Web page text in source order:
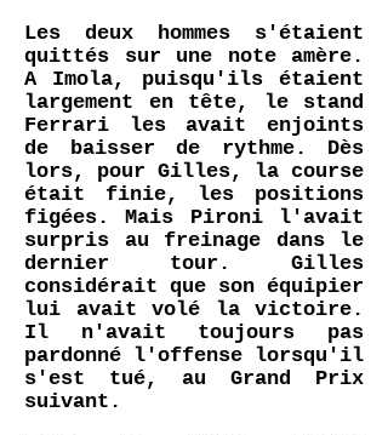
Les deux hommes s'étaient
quittés sur une note amère.
A Imola, puisqu'ils étaient
largement en tête, le stand
Ferrari les avait enjoints
de baisser de rythme. Dès
lors, pour Gilles, la course
était finie, les positions
figées. Mais Pironi l'avait
surpris au freinage dans le
dernier tour. Gilles
considérait que son équipier
lui avait volé la victoire.
Il n'avait toujours pas
pardonné l'offense lorsqu'il
s'est tué, au Grand Prix
suivant.